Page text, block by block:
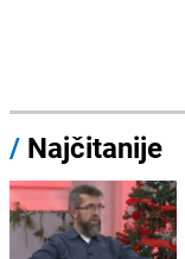
/ Najčitanije